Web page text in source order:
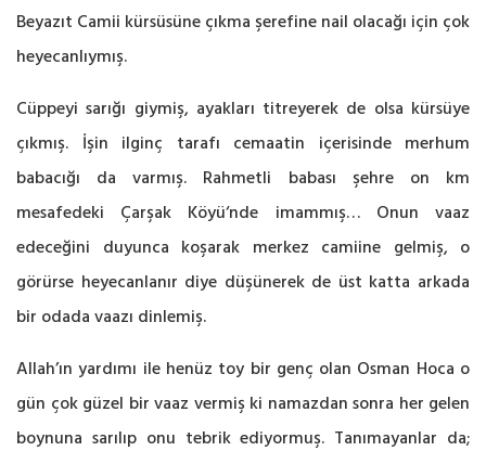
Beyazıt Camii kürsüsüne çıkma şerefine nail olacağı için çok
heyecanlıymış.
Cüppeyi sarığı giymiş, ayakları titreyerek de olsa kürsüye
çıkmış. İşin ilginç tarafı cemaatin içerisinde merhum
babacığı da varmış. Rahmetli babası şehre on km
mesafedeki Çarşak Köyü‘nde imammış… Onun vaaz
edeceğini duyunca koşarak merkez camiine gelmiş, o
görürse heyecanlanır diye düşünerek de üst katta arkada
bir odada vaazı dinlemiş.
Allah’ın yardımı ile henüz toy bir genç olan Osman Hoca o
gün çok güzel bir vaaz vermiş ki namazdan sonra her gelen
boynuna sarılıp onu tebrik ediyormuş. Tanımayanlar da;